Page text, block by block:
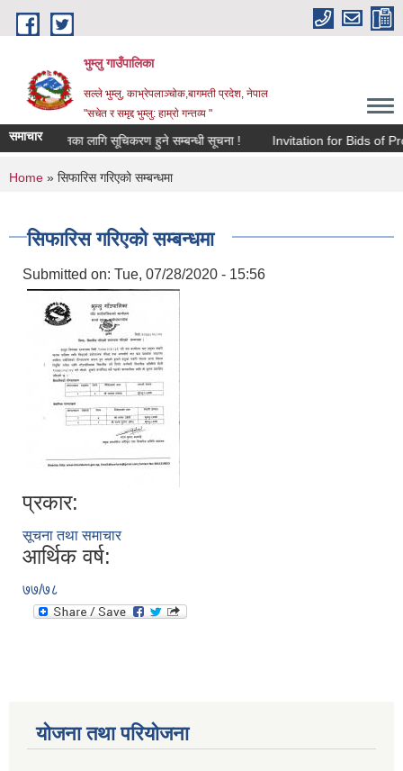
Skip to main content
भुम्लु गाउँपालिका
सल्ले भुम्लु, काभ्रेपलाञ्चोक,बागमती प्रदेश, नेपाल
"सचेत र समृद्द भुम्लु: हाम्राे गन्तव्य "
समाचार
कर संकलनका लागि सूचिकरण हुने सम्बन्धी सूचना ! Invitation for Bids
You are here
Home » सिफारिस गरिएको सम्बन्धमा
सिफारिस गरिएको सम्बन्धमा
Submitted on: Tue, 07/28/2020 - 15:56
प्रकार:
सूचना तथा समाचार
आर्थिक वर्ष:
७७/७८
योजना तथा परियोजना